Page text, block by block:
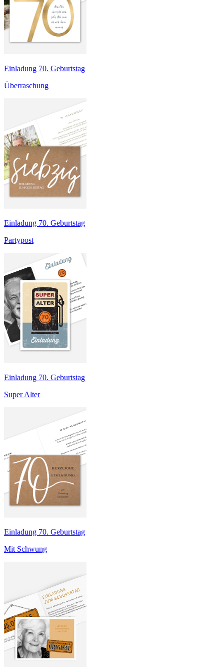
Einladung 70. Geburtstag
Überraschung
Einladung 70. Geburtstag
Partypost
Einladung 70. Geburtstag
Super Alter
Einladung 70. Geburtstag
Mit Schwung